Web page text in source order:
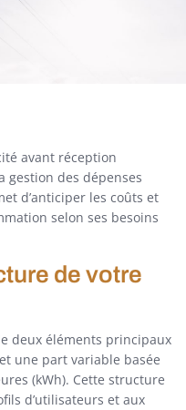
avant réception
gestion des dépenses
d’anticiper les coûts et
selon ses besoins
de votre
deux éléments principaux
une part variable basée
(kWh). Cette structure
d’utilisateurs et aux